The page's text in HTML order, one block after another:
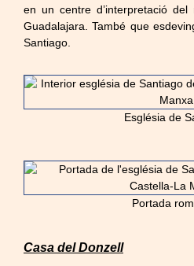
en un centre d’interpretació
Guadalajara. També que
Santiago.
Església de
Portada
Casa del Donzell